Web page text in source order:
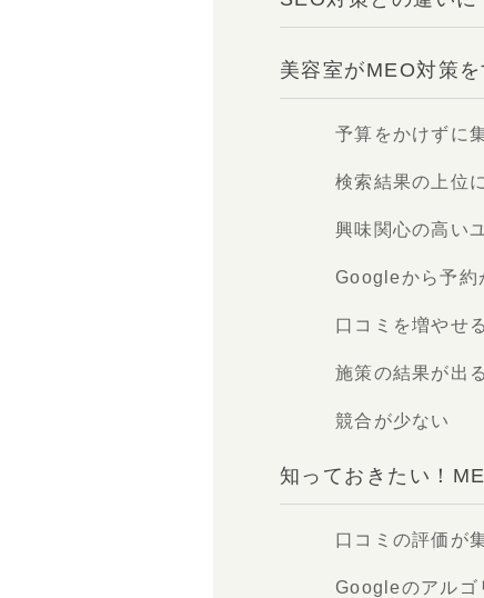
美容室がMEO対策
予算をかけずに
検索結果の上位
興味関心の高い
Googleから予約
口コミを増やせる
施策の結果が出
競合が少ない
知っておきたい！
口コミの評価が
Googleのアルゴ